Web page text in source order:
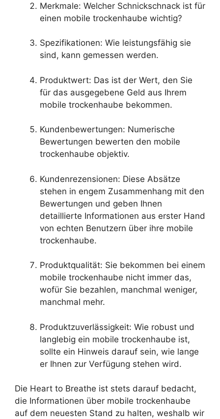
Merkmale: Welcher Schnickschnack ist für
einen mobile trockenhaube wichtig?
Spezifikationen: Wie leistungsfähig sie
sind, kann gemessen werden.
Produktwert: Das ist der Wert, den Sie
für das ausgegebene Geld aus Ihrem
mobile trockenhaube bekommen.
Kundenbewertungen: Numerische
Bewertungen bewerten den mobile
trockenhaube objektiv.
Kundenrezensionen: Diese Absätze
stehen in engem Zusammenhang mit den
Bewertungen und geben Ihnen
detaillierte Informationen aus erster Hand
von echten Benutzern über ihre mobile
trockenhaube.
Produktqualität: Sie bekommen bei einem
mobile trockenhaube nicht immer das,
wofür Sie bezahlen, manchmal weniger,
manchmal mehr.
Produktzuverlässigkeit: Wie robust und
langlebig ein mobile trockenhaube ist,
sollte ein Hinweis darauf sein, wie lange
er Ihnen zur Verfügung stehen wird.
Die Heart to Breathe ist stets darauf bedacht,
die Informationen über mobile trockenhaube
auf dem neuesten Stand zu halten, weshalb wir